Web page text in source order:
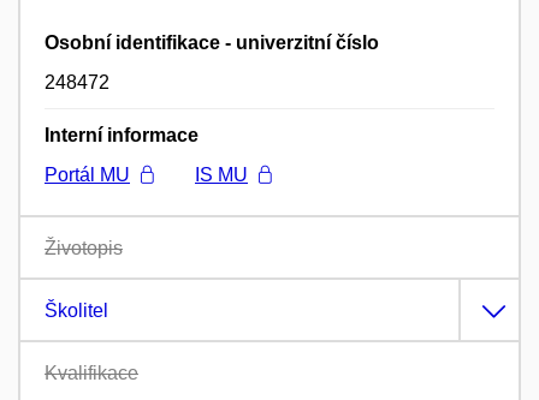
Osobní identifikace - univerzitní číslo
248472
Interní informace
Portál MU
IS MU
Životopis
Školitel
Kvalifikace